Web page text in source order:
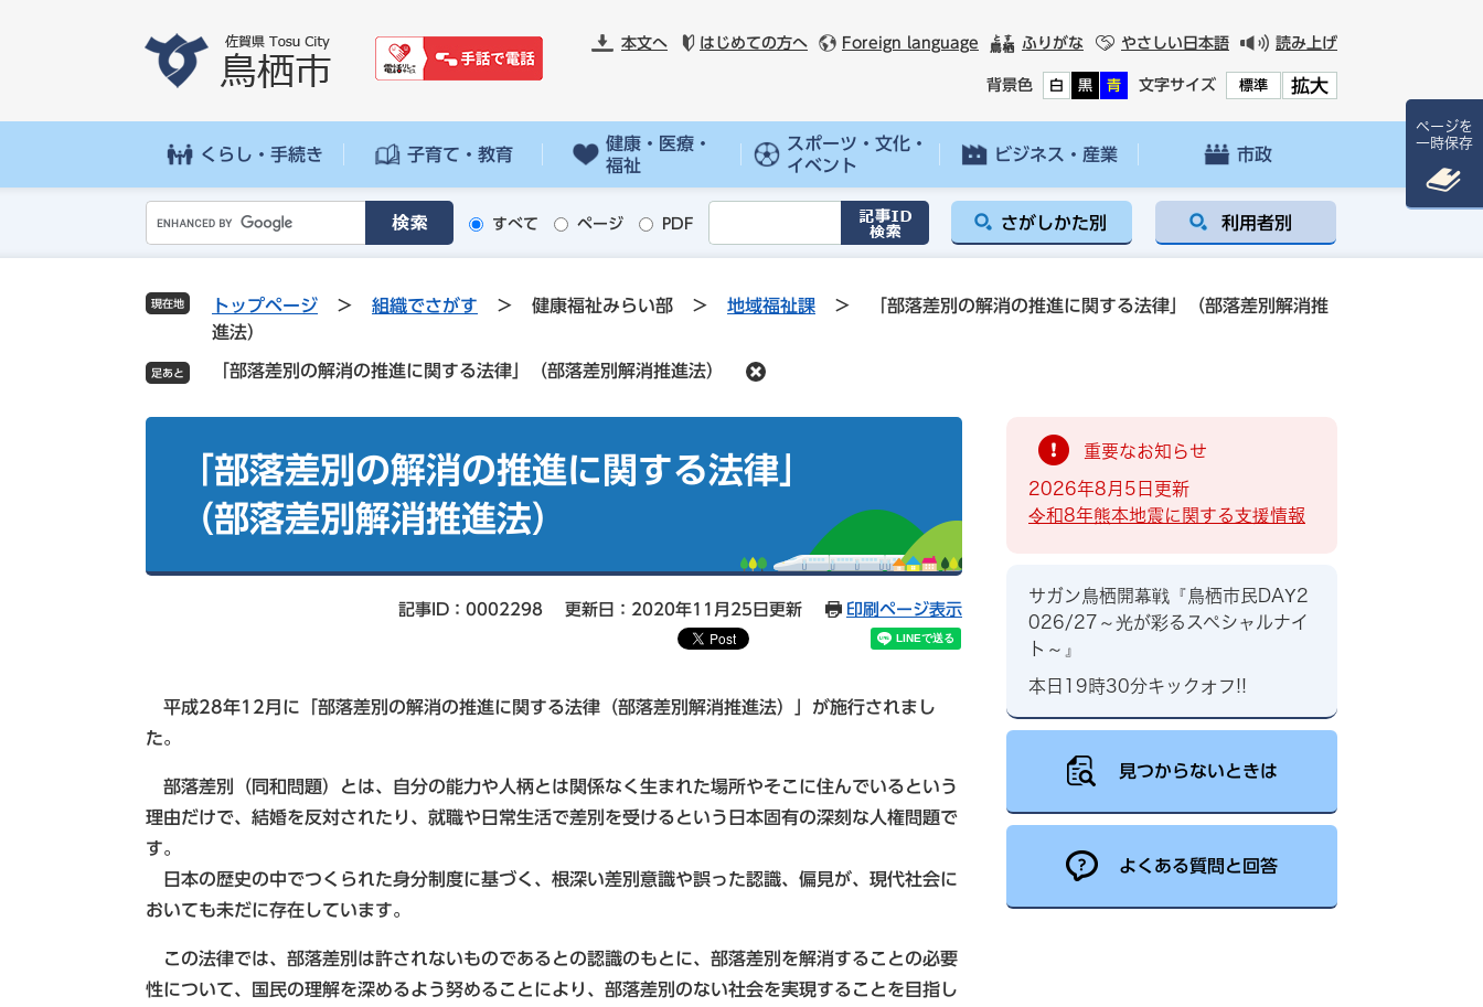
先
を
本文へ はじめての方へ Foreign language ふりがな やさしい日本語 読み上げ
背景色 白 黒 青 文字サイズ 標準 拡大
くらし・手続き 子育て・教育
健康・医療・
福祉
スポーツ・文化・
イベント
ビジネス・産業 市政
o
g
l
カ
タ
すべて ページ PDF さがしかた別 利用者別
現在地 トップページ > 組織でさがす > 健康福祉みらい部 > 地域福祉課 >
「部落差別の解消の推進に関する法律」（部落差別解消推
進法）
「部落差別の解消の推進に関する法律」（部落差別解消推進法）
「部落差別の解消の推進に関する法律」
（部落差別解消推進法）
記事ID：0002298 更新日：2020年11月25日更新 印刷ページ表示
平成28年12月に「部落差別の解消の推進に関する法律（部落差別解消推進法）」が施行されまし
た。
部落差別（同和問題）とは、自分の能力や人柄とは関係なく生まれた場所やそこに住んでいるという
理由だけで、結婚を反対されたり、就職や日常生活で差別を受けるという日本固有の深刻な人権問題で
す。
日本の歴史の中でつくられた身分制度に基づく、根深い差別意識や誤った認識、偏見が、現代社会に
おいても未だに存在しています。
この法律では、部落差別は許されないものであるとの認識のもとに、部落差別を解消することの必要
性について、国民の理解を深めるよう努めることにより、部落差別のない社会を実現することを目指し
重要なお知らせ
2026年8月5日更新
令和8年熊本地震に関する支援情報
サガン鳥栖開幕戦『鳥栖市民DAY2
026/27～光が彩るスペシャルナイ
ト～』
本日19時30分キックオフ!!
見つからないときは
よくある質問と回答
ページを
一時保存